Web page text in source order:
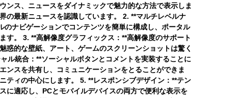
ンス、ニュースをダイナミックで魅力的な方法で表示しま
の最新ニュースを認識しています。 2. **マルチレベルナ
のナビゲーションでコンテンツを簡単に構成し、ポータル
す。 3. **高解像度グラフィックス：**高解像度のサポート
惑的な壁紙、アート、ゲームのスクリーンショットは驚く
ル統合：**ソーシャルボタンとコメントを実装することに
ンスを共有し、コミュニケーションをとることができま
ティの中心にします。 5. **レスポンシブデザイン：**テン
に適応し、PCとモバイルデバイスの両方で便利な表示を